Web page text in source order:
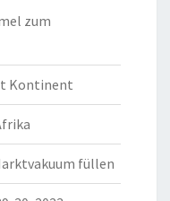
zum
Kontinent
füllen